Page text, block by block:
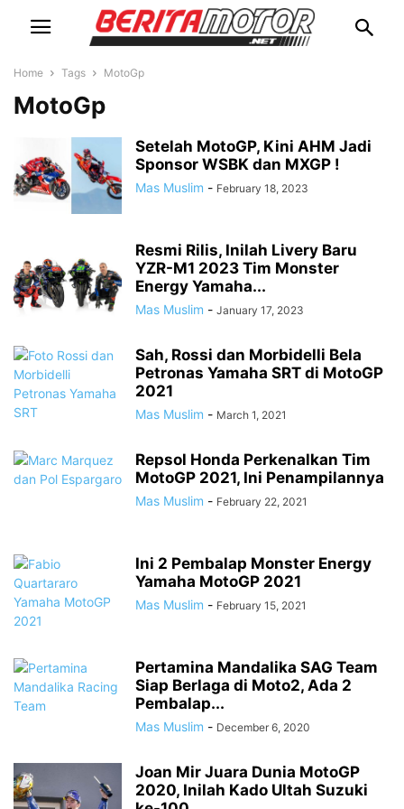
Home Tags MotoGp
MotoGp
Setelah MotoGP, Kini AHM Jadi
Sponsor WSBK dan MXGP !
Mas Muslim - February 18, 2023
Resmi Rilis, Inilah Livery Baru
YZR-M1 2023 Tim Monster
Energy Yamaha...
Mas Muslim - January 17, 2023
Sah, Rossi dan Morbidelli Bela
Petronas Yamaha SRT di MotoGP
2021
Mas Muslim - March 1, 2021
Repsol Honda Perkenalkan Tim
MotoGP 2021, Ini Penampilannya
Mas Muslim - February 22, 2021
Ini 2 Pembalap Monster Energy
Yamaha MotoGP 2021
Mas Muslim - February 15, 2021
Pertamina Mandalika SAG Team
Siap Berlaga di Moto2, Ada 2
Pembalap...
Mas Muslim - December 6, 2020
Joan Mir Juara Dunia MotoGP
2020, Inilah Kado Ultah Suzuki